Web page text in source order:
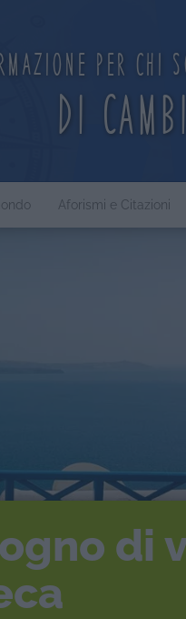
per chi
di
Aforismi e Citazioni
di